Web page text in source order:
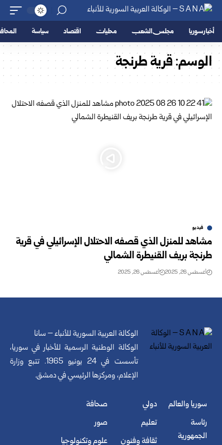
أخبار سوريا مجلس الشعب محليات اقتصاد سياسة
الوسم:قرية طرنجة
فيديو
مشاهد للمنزل الذي قصفه الاحتلال الإسرائيلي في قرية
طرنجة بريف القنيطرة الشمالي
أغسطس 26, 2025 أغسطس 26, 2025
الوكالة العربية السورية للأنباء – سانا
الوكالة الوطنية الرسمية للأخبار في سوريا،
تأسست في 24 يونيو 1965. تتبع وزارة
الإعلام، ومركزها الرئيسي في دمشق.
سوريا والعالم
رئاسة
الجمهورية
دولي
تعليم
ثقافة وفنون
صحافة
صور
علوم وتكنولوجيا